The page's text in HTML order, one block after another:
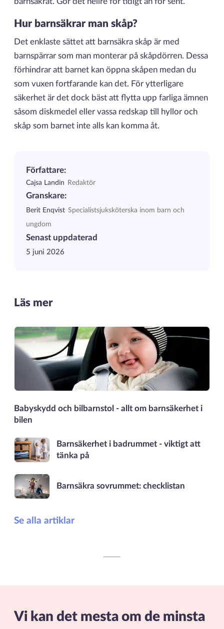
Hur barnsäkrar man skåp?
Det enklaste sättet att barnsäkra skåp är med
barnspärrar som man monterar på skåpdörren. Dessa
förhindrar att barnet kan öppna skåpen medan du
som vuxen fortfarande kan det. För ytterligare
säkerhet är det dock bäst att flytta upp farliga ämnen
såsom diskmedel eller vassa redskap till hyllor och
skåp som barnet inte alls kan komma åt.
Författare:
Cajsa Landin Redaktör
Granskare:
Berit Enqvist Specialistsjuksköterska inom barn och
ungdom
Senast uppdaterad
5 juni 2026
Läs mer
Babyskydd och bilbarnstol - allt om barnsäkerhet i
bilen
Barnsäkerhet i badrummet - viktigt att
tänka på
Barnsäkra sovrummet: checklistan
Se alla artiklar
Vi kan det mesta om de minsta